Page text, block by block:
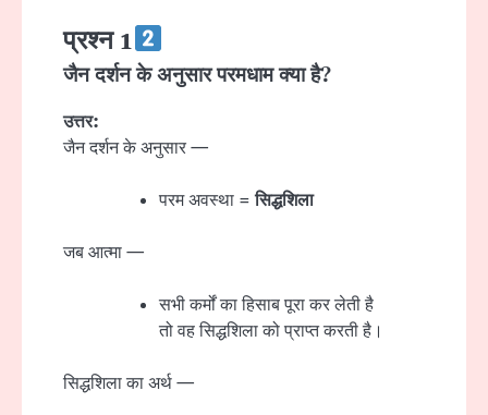
प्रश्न 1
जैन दर्शन के अनुसार परमधाम क्या है?
उत्तर:
जैन दर्शन के अनुसार —
परम अवस्था =सिद्धशिला
जब आत्मा —
सभी कर्मों का हिसाब पूरा कर लेती है
तो वह सिद्धशिला को प्राप्त करती है।
सिद्धशिला का अर्थ —